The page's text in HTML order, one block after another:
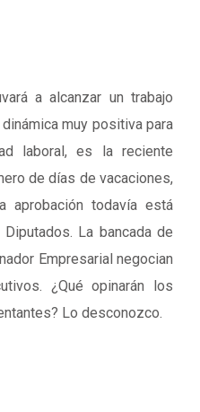
a alcanzar un trabajo
muy positiva para
laboral, es la reciente
de días de vacaciones,
todavía está
La bancada de
Empresarial negocian
¿Qué opinarán los
Lo desconozco.